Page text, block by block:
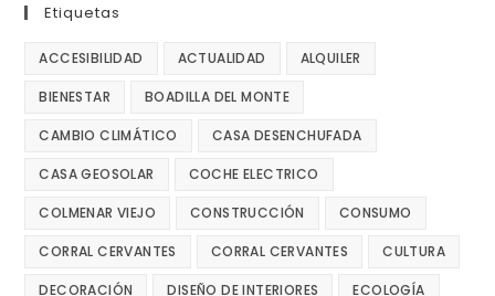
Etiquetas
ACCESIBILIDAD ACTUALIDAD ALQUILER
BIENESTAR BOADILLA DEL MONTE
CAMBIO CLIMÁTICO CASA DESENCHUFADA
CASA GEOSOLAR COCHE ELECTRICO
COLMENAR VIEJO CONSTRUCCIÓN CONSUMO
CORRAL CERVANTES CORRAL CERVANTES CULTURA
DECORACIÓN DISEÑO DE INTERIORES ECOLOGÍA